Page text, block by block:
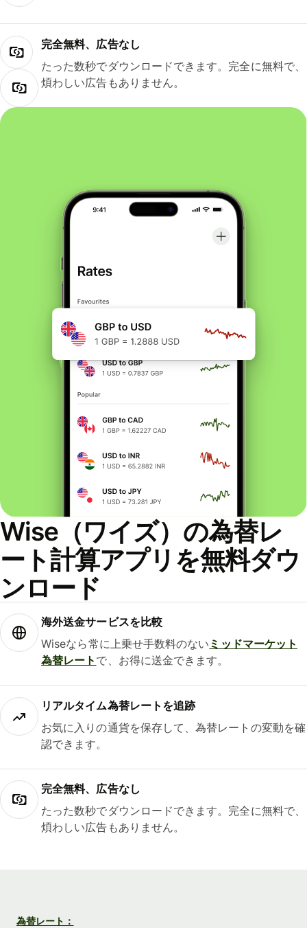
完全無料、広告なし
たった数秒でダウンロードできます。完全に無料で、
煩わしい広告もありません。
Wise（ワイズ）の為替レ
ート計算アプリを無料ダウ
ンロード
海外送金サービスを比較
Wiseなら常に上乗せ手数料のない ミッドマーケット
為替レート で、お得に送金できます。
リアルタイム為替レートを追跡
お気に入りの通貨を保存して、為替レートの変動を確
認できます。
完全無料、広告なし
たった数秒でダウンロードできます。完全に無料で、
煩わしい広告もありません。
為替レート：